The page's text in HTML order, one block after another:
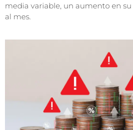
media variable, un aumento en
al mes.